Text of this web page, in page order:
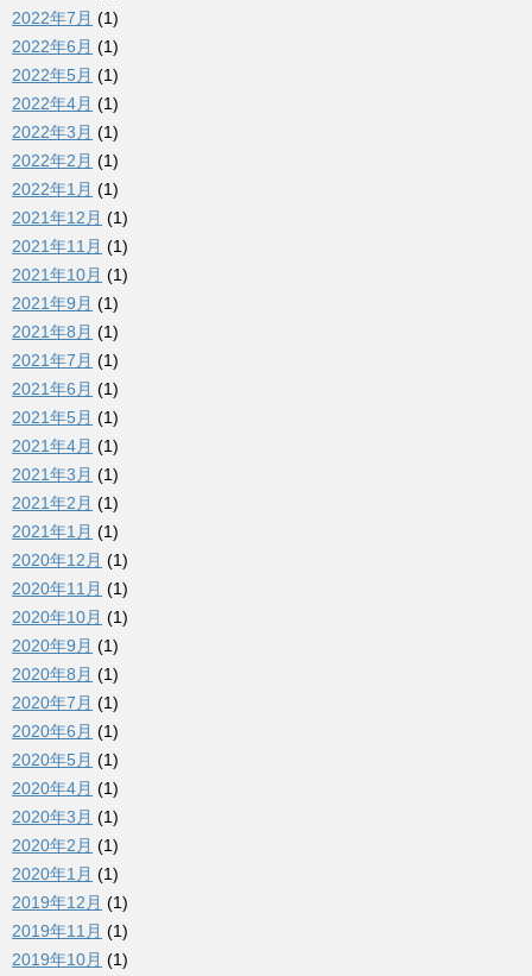
2022年7月 (1)
2022年6月 (1)
2022年5月 (1)
2022年4月 (1)
2022年3月 (1)
2022年2月 (1)
2022年1月 (1)
2021年12月 (1)
2021年11月 (1)
2021年10月 (1)
2021年9月 (1)
2021年8月 (1)
2021年7月 (1)
2021年6月 (1)
2021年5月 (1)
2021年4月 (1)
2021年3月 (1)
2021年2月 (1)
2021年1月 (1)
2020年12月 (1)
2020年11月 (1)
2020年10月 (1)
2020年9月 (1)
2020年8月 (1)
2020年7月 (1)
2020年6月 (1)
2020年5月 (1)
2020年4月 (1)
2020年3月 (1)
2020年2月 (1)
2020年1月 (1)
2019年12月 (1)
2019年11月 (1)
2019年10月 (1)